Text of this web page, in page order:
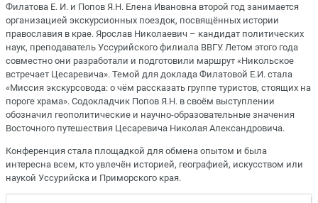
Филатова Е. И. и Попов Я.Н. Елена Ивановна второй год занимается
организацией экскурсионных поездок, посвящённых истории
православия в крае. Ярослав Николаевич – кандидат политических
наук, преподаватель Уссурийского филиала ВВГУ. Летом этого года
совместно они разработали и подготовили маршрут «Никольское
встречает Цесаревича». Темой для доклада Филатовой Е.И. стала
«Миссия экскурсовода: о чём рассказать группе туристов, стоящих на
пороге храма». Содокладчик Попов Я.Н. в своём выступлении
обозначил геополитические и научно-образовательные значения
Восточного путешествия Цесаревича Николая Александровича.
Конференция стала площадкой для обмена опытом и была
интересна всем, кто увлечён историей, географией, искусством или
наукой Уссурийска и Приморского края.